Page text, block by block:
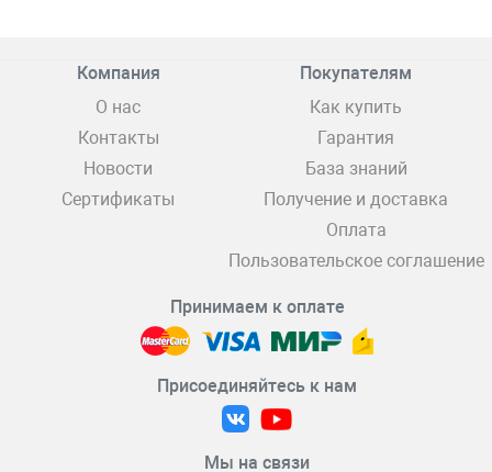
Компания
О нас
Контакты
Новости
Сертификаты
Покупателям
Как купить
Гарантия
База знаний
Получение и доставка
Оплата
Пользовательское соглашение
Принимаем к оплате
Присоединяйтесь к нам
Мы на связи